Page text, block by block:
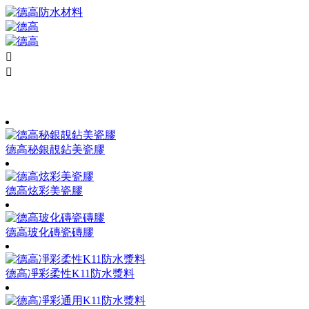


德高秘銀靚鉆美瓷膠
德高炫彩美瓷膠
德高玻化磚瓷磚膠
德高凈彩柔性K11防水漿料